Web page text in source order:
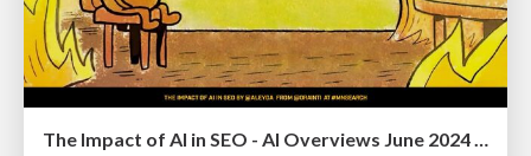
The Impact of AI in SEO - AI Overviews June 2024 Edition